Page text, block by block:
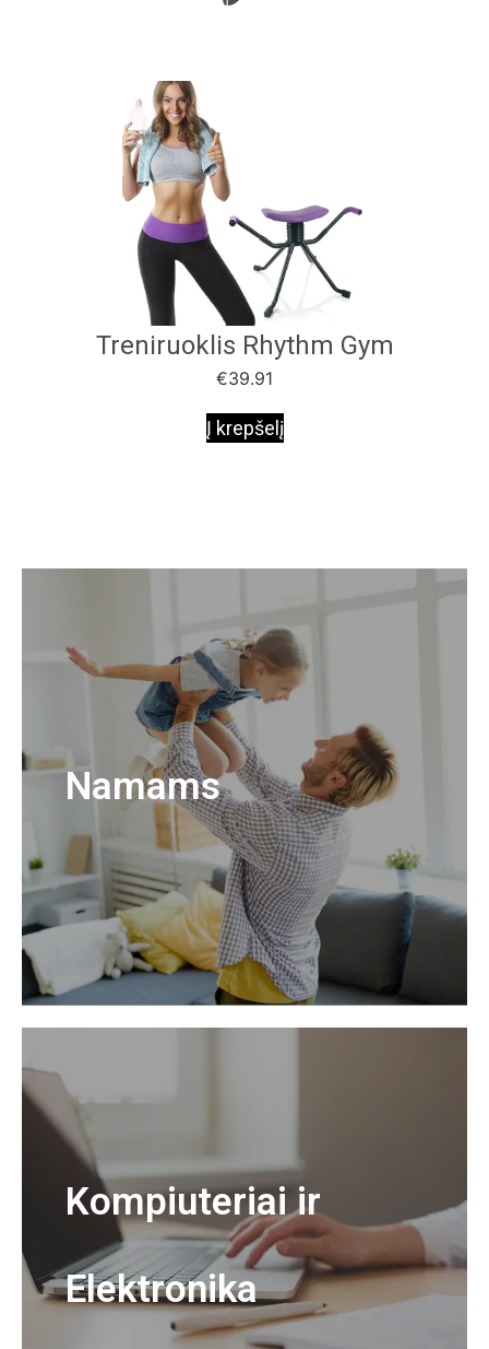
Treniruoklis Rhythm Gym
€39.91
Į krepšelį
Namams
Kompiuteriai ir
Elektronika